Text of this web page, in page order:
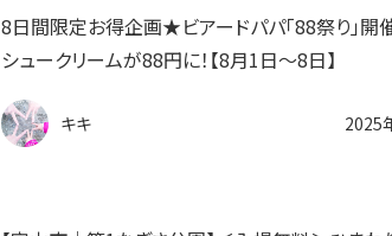
8日間限定お得企画★ビアードパパ「88祭り」開
シュークリームが88円に！【8月1日〜8日】
キキ 2025